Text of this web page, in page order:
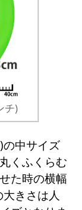
チ)
中サイズ
くふくらむ
た時の横幅
きさは人